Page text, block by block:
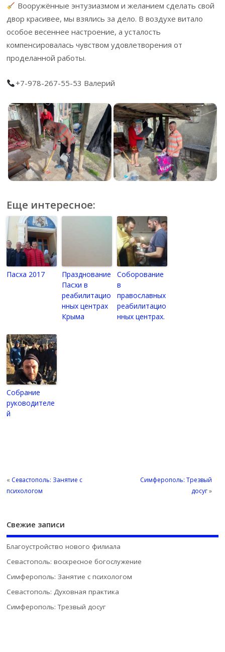
Вооружённые энтузиазмом и желанием сделать свой
двор красивее, мы взялись за дело. В воздухе витало
особое весеннее настроение, а усталость
компенсировалась чувством удовлетворения от
проделанной работы.
+7-978-267-55-53 Валерий
Еще интересное:
Пасха 2017
Празднование
Пасхи в
реабилитацио
нных центрах
Крыма
Соборование
в
православных
реабилитацио
нных центрах.
Собрание
руководителе
й
« Севастополь: Занятие с
психологом
Симферополь: Трезвый
досуг»
Свежие записи
Благоустройство нового филиала
Севастополь: воскресное богослужение
Симферополь: Занятие с психологом
Севастополь: Духовная практика
Симферополь: Трезвый досуг